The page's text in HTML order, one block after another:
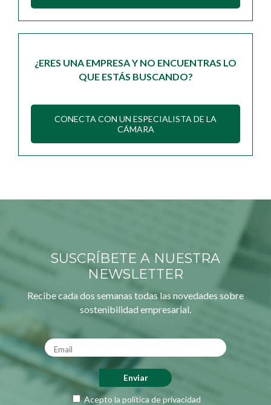
¿ERES UNA EMPRESA Y NO ENCUENTRAS LO
QUE ESTÁS BUSCANDO?
CONECTA CON UN ESPECIALISTA DE LA
CÁMARA
SUSCRÍBETE A NUESTRA
NEWSLETTER
Recibe cada dos semanas todas las novedades sobre
sostenibilidad empresarial.
Acepto la política de privacidad